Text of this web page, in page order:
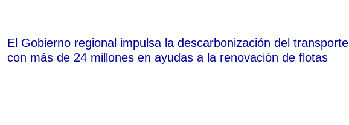
El Gobierno regional impulsa la descarbonización del transporte
con más de 24 millones en ayudas a la renovación de flotas